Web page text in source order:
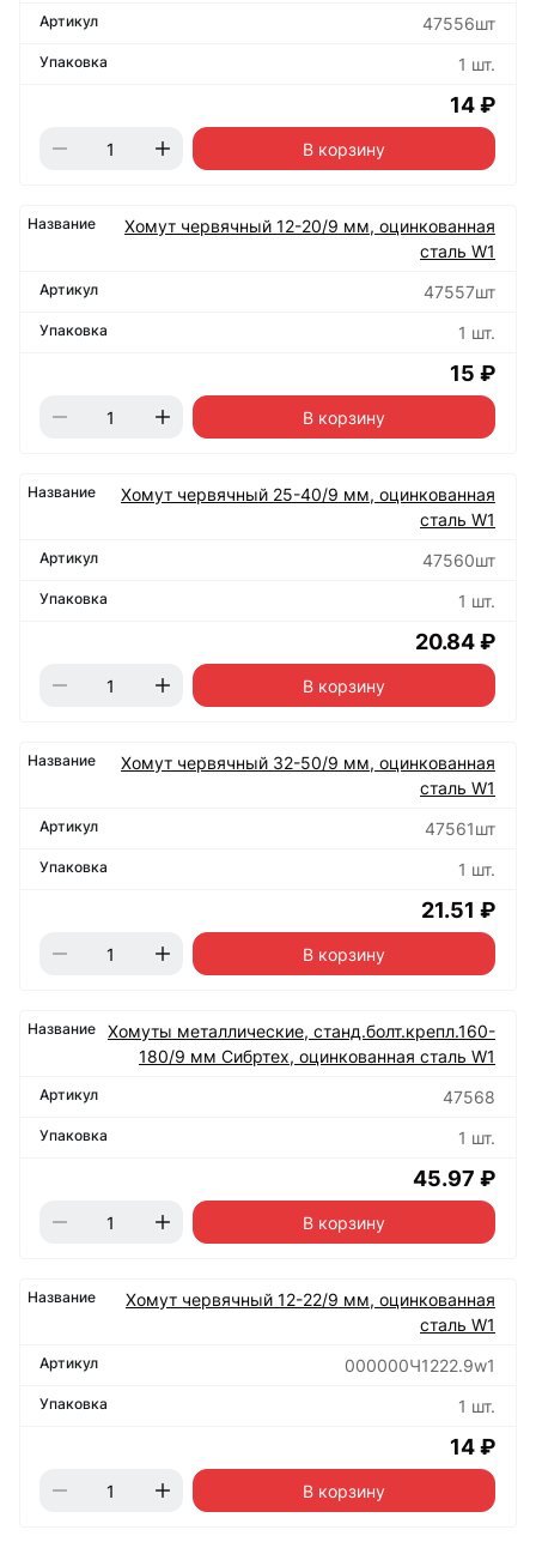
47556шт
1 шт.
14 ₽
В корзину
Хомут червячный 12-20/9 мм, оцинкованная
сталь W1
47557шт
1 шт.
15 ₽
В корзину
Хомут червячный 25-40/9 мм, оцинкованная
сталь W1
47560шт
1 шт.
20.84 ₽
В корзину
Хомут червячный 32-50/9 мм, оцинкованная
сталь W1
47561шт
1 шт.
21.51 ₽
В корзину
Хомуты металлические, станд.болт.крепл.160-
180/9 мм Сибртех, оцинкованная сталь W1
47568
1 шт.
45.97 ₽
В корзину
Хомут червячный 12-22/9 мм, оцинкованная
сталь W1
000000Ч1222.9w1
1 шт.
14 ₽
В корзину